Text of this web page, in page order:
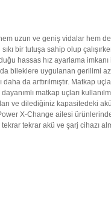
uzun ve geniş vidalar hem
bir tutuşa sahip olup
hassas hız ayarlama
bileklere uygulanan gerilimi
da arttırılmıştır. Matkap
matkap uçları
ve dilediğiniz kapasitedeki
X-Change ailesi
tekrar akü ve şarj cihazı